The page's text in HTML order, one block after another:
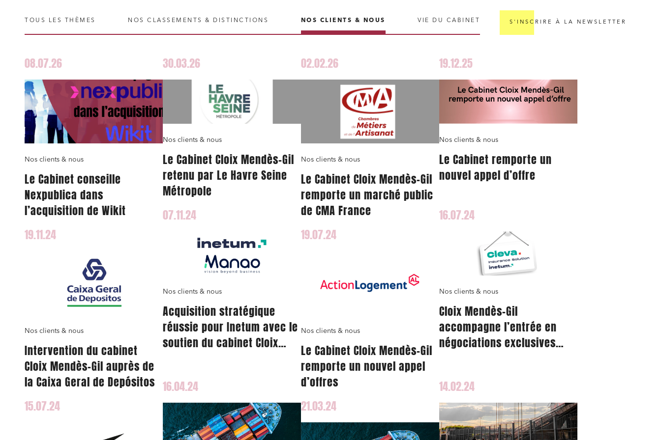
TOUS LES THÈMES NOS CLASSEMENTS & DISTINCTIONS NOS CLIENTS & NOUS VIE DU CABINET S'INSCRIRE À LA NEWSLETTER
08.07.26
Nos clients & nous
Le Cabinet conseille
Nexpublica dans
l’acquisition de Wikit
30.03.26
Nos clients & nous
Le Cabinet Cloix Mendès-Gil
retenu par Le Havre Seine
Métropole
02.02.26
Nos clients & nous
Le Cabinet Cloix Mendès-Gil
remporte un marché public
de CMA France
19.12.25
Nos clients & nous
Le Cabinet remporte un
nouvel appel d’offre
19.11.24
Nos clients & nous
Intervention du cabinet
Cloix Mendès-Gil auprès de
la Caixa Geral de Depósitos
07.11.24
Nos clients & nous
Acquisition stratégique
réussie pour Inetum avec le
soutien du cabinet Cloix
19.07.24
Nos clients & nous
Le Cabinet Cloix Mendès-Gil
remporte un nouvel appel
d’offres
16.07.24
Nos clients & nous
Cloix Mendès-Gil
accompagne l’entrée en
négociations exclusives
de la société Cleva
15.07.24
16.04.24
21.03.24
14.02.24